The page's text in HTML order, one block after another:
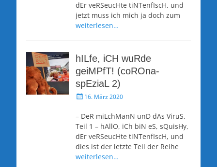
dEr veRSeucHte tiNTenfIscH, und
jetzt muss ich mich ja doch zum
weiterlesen…
hILfe, iCH wuRde
geiMPfT! (coROna-
spEziaL 2)
Veröffentlicht
16. März 2020
– DeR miLchManN unD dAs ViruS,
Teil 1 – hAllO, iCh biN eS, sQuisHy,
dEr veRSeucHte tiNTenfIscH, und
dies ist der letzte Teil der Reihe
weiterlesen…